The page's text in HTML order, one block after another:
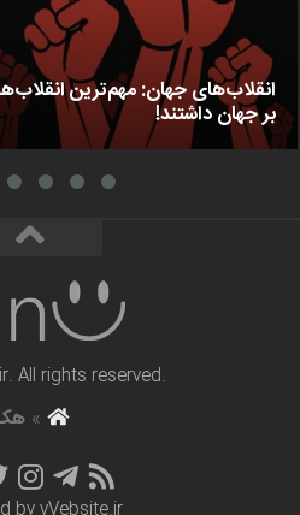
انقلاب‌های جهان: مهم‌ترین
بر جهان داشتند!
All rights reserved.
»